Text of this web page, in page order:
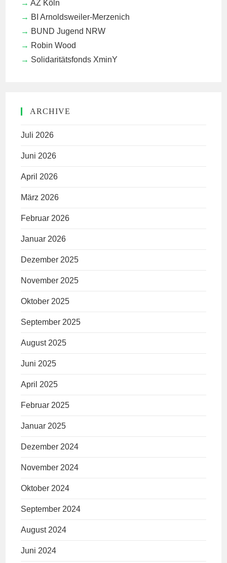
AZ Köln
BI Arnoldsweiler-Merzenich
BUND Jugend NRW
Robin Wood
Solidaritätsfonds XminY
ARCHIVE
Juli 2026
Juni 2026
April 2026
März 2026
Februar 2026
Januar 2026
Dezember 2025
November 2025
Oktober 2025
September 2025
August 2025
Juni 2025
April 2025
Februar 2025
Januar 2025
Dezember 2024
November 2024
Oktober 2024
September 2024
August 2024
Juni 2024